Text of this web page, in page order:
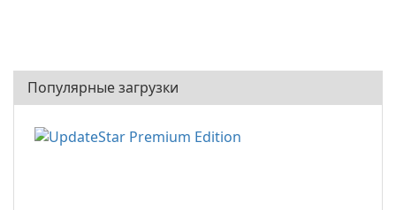
Популярные загрузки